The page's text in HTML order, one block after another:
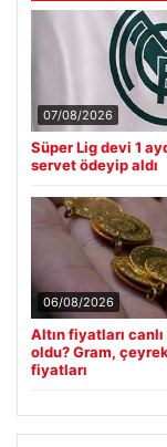
07/08/2026
Süper Lig devi 1
servet ödeyip aldı
06/08/2026
Altın fiyatları
oldu? Gram,
fiyatları